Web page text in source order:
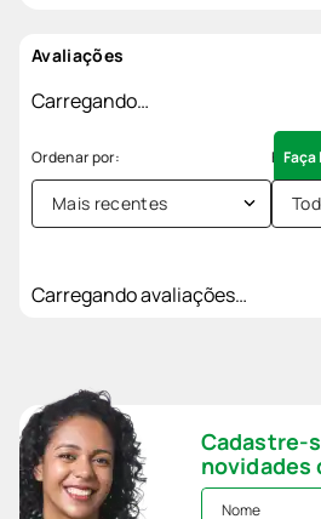
Avaliações
Carregando…
Faça
Mais recentes
Carregando avaliações…
Cadastre-
novidades